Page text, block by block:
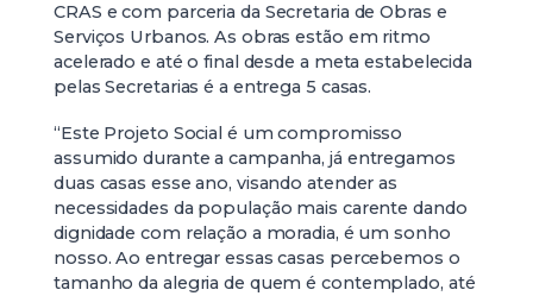
CRAS e com parceria da Secretaria de Obras e
Serviços Urbanos. As obras estão em ritmo
acelerado e até o final desde a meta estabelecida
pelas Secretarias é a entrega 5 casas.
“Este Projeto Social é um compromisso
assumido durante a campanha, já entregamos
duas casas esse ano, visando atender as
necessidades da população mais carente dando
dignidade com relação a moradia, é um sonho
nosso. Ao entregar essas casas percebemos o
tamanho da alegria de quem é contemplado, até